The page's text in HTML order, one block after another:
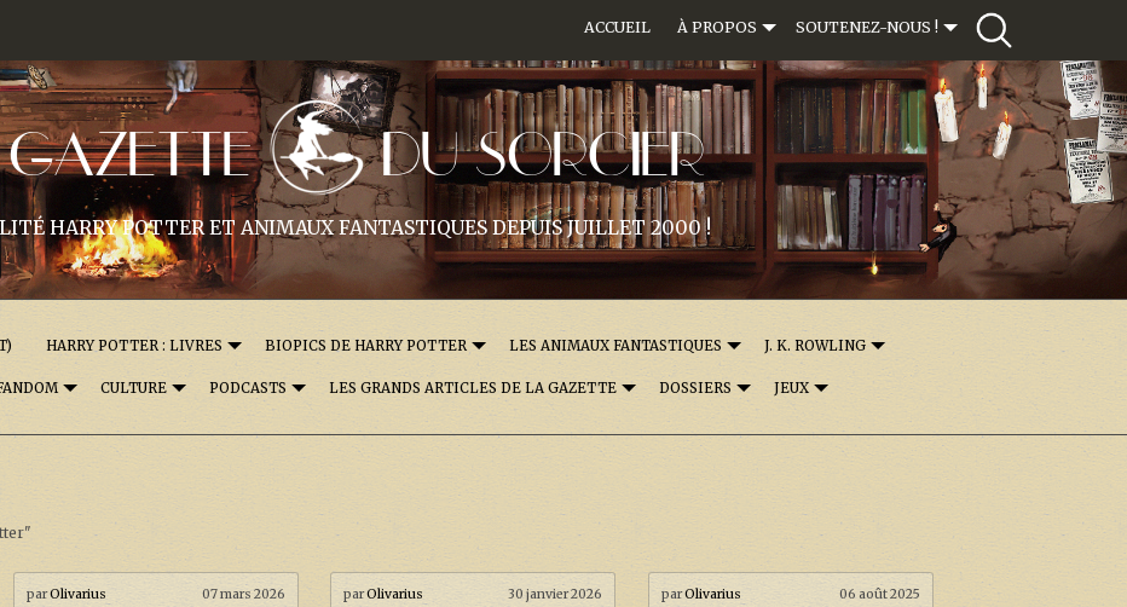
ACCUEIL À PROPOS SOUTENEZ-NOUS !
DU SORCIER
HARRY POTTER ET ANIMAUX FANTASTIQUES DEPUIS JUILLET 2000 !
HARRY POTTER : LIVRES BIOPICS DE HARRY POTTER LES ANIMAUX FANTASTIQUES J. K. ROWLING
CULTURE PODCASTS LES GRANDS ARTICLES DE LA GAZETTE DOSSIERS JEUX
parOlivarius 07 mars 2026 parOlivarius 30 janvier 2026 parOlivarius 06 août 2025